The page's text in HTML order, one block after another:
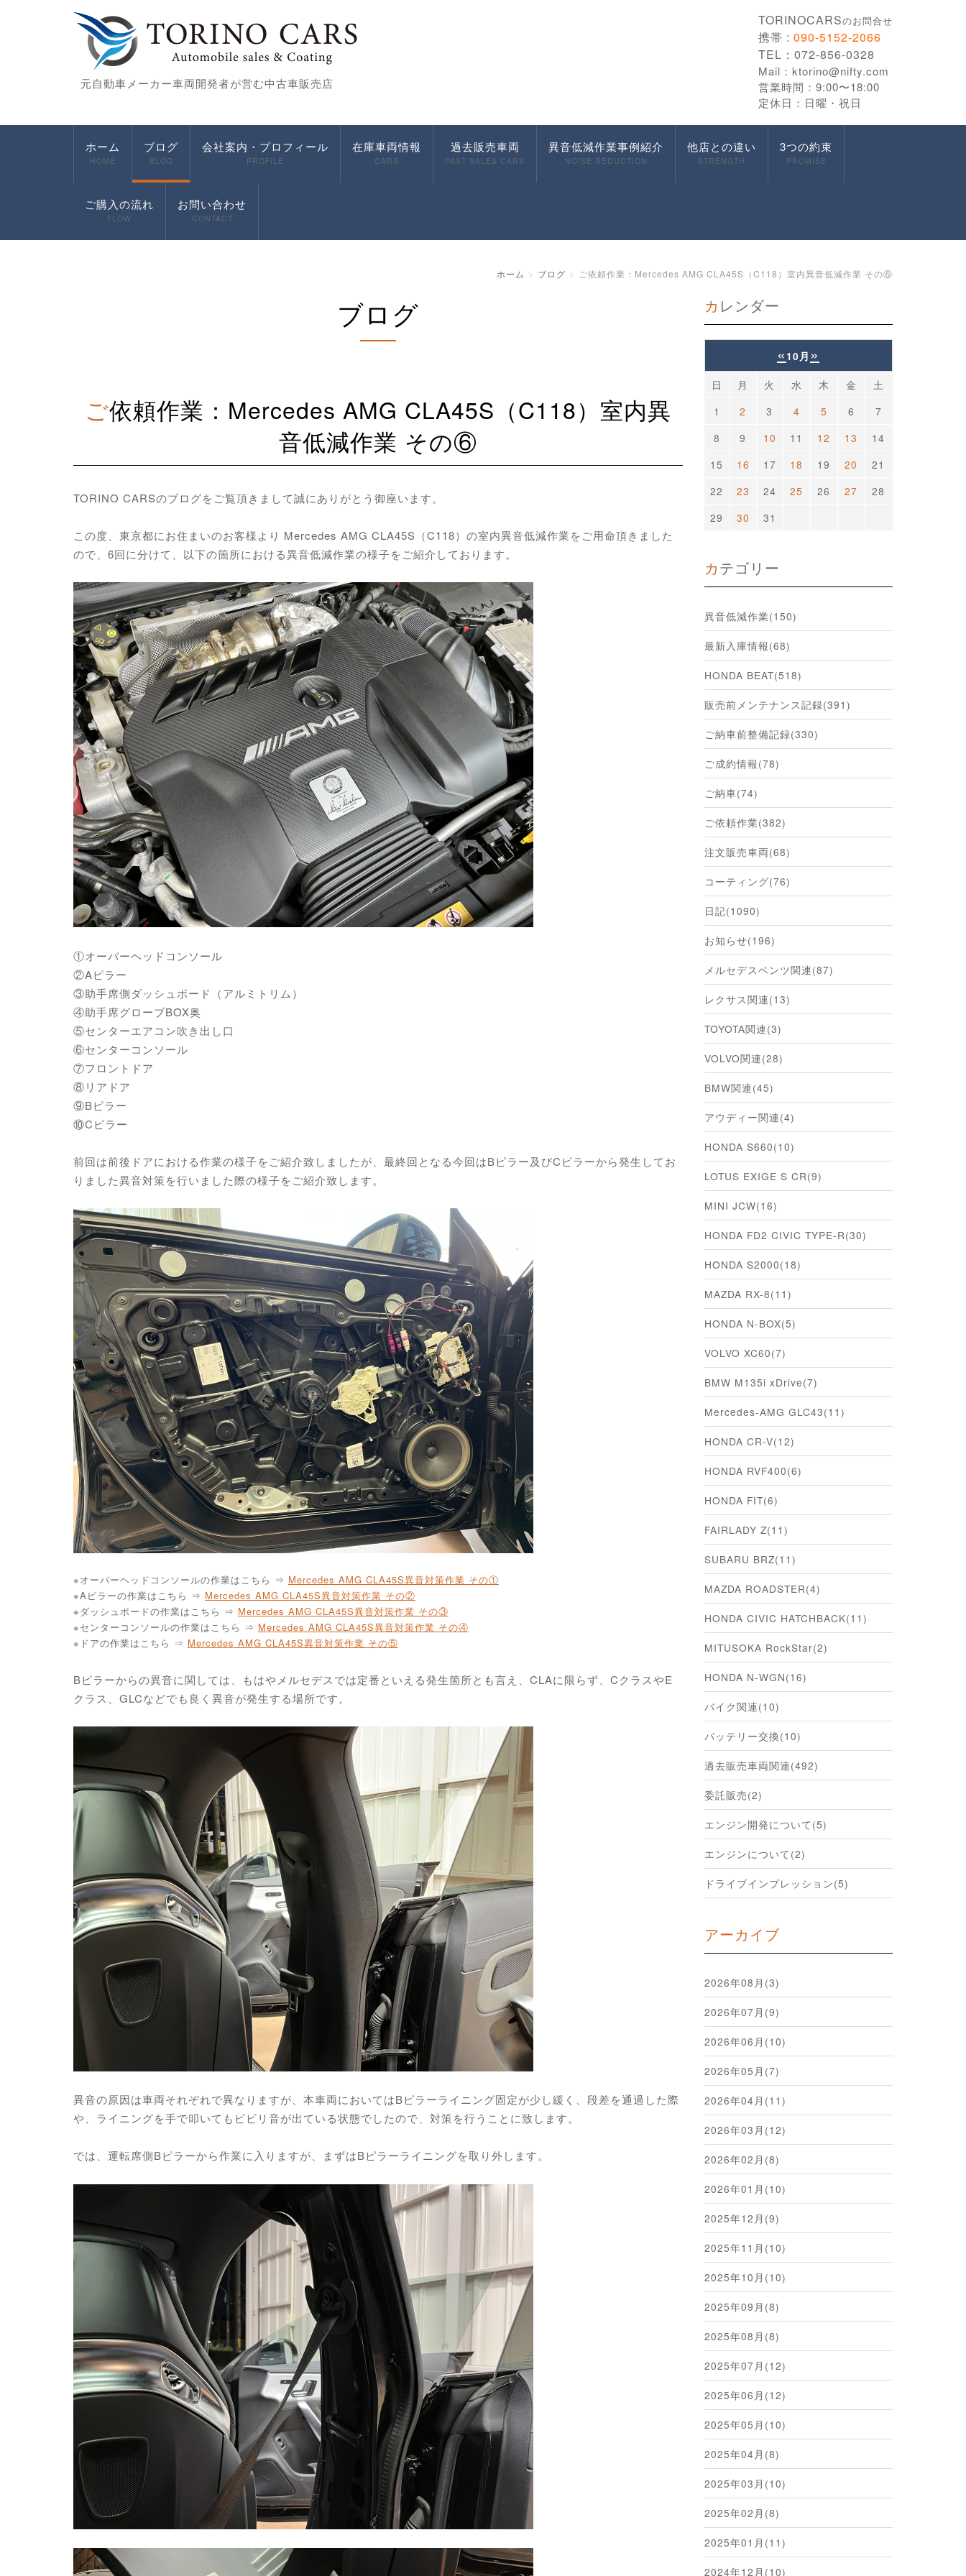
元自動車メーカー車両開発者が営む中古車販売店
TORINOCARSのお問合せ
携帯 : 090-5152-2066
TEL：072-856-0328
Mail： ktorino@nifty.com
営業時間：9:00〜18:00
定休日：日曜・祝日
ホーム
HOME
ブログ
BLOG
会社案内・プロフィール
PROFILE
在庫車両情報
CARS
過去販売車両
PAST SALES CARS
異音低減作業事例紹介
NOISE REDUCTION
他店との違い
STRENGTH
3つの約束
PROMISE
ご購入の流れ
FLOW
お問い合わせ
CONTACT
ホーム ブログ ご依頼作業：Mercedes AMG CLA45S（C118）室内異音低減作業 その⑥
ブログ
ご依頼作業：Mercedes AMG CLA45S（C118）室内異
音低減作業 その⑥
TORINO CARSのブログをご覧頂きまして誠にありがとう御座います。
この度、東京都にお住まいのお客様より Mercedes AMG CLA45S（C118）の室内異音低減作業をご用命頂きました
ので、6回に分けて、以下の箇所における異音低減作業の様子をご紹介しております。
①オーバーヘッドコンソール
②Aピラー
③助手席側ダッシュボード（アルミトリム）
④助手席グローブBOX奥
⑤センターエアコン吹き出し口
⑥センターコンソール
⑦フロントドア
⑧リアドア
⑨Bピラー
⑩Cピラー
前回は前後ドアにおける作業の様子をご紹介致しましたが、最終回となる今回はBピラー及びCピラーから発生してお
りました異音対策を行いました際の様子をご紹介致します。
※オーバーヘッドコンソールの作業はこちら ⇒ Mercedes AMG CLA45S異音対策作業 その①
※Aピラーの作業はこちら ⇒ Mercedes AMG CLA45S異音対策作業 その②
※ダッシュボードの作業はこちら ⇒ Mercedes AMG CLA45S異音対策作業 その③
※センターコンソールの作業はこちら ⇒ Mercedes AMG CLA45S異音対策作業 その④
※ドアの作業はこちら ⇒ Mercedes AMG CLA45S異音対策作業 その⑤
Bピラーからの異音に関しては、もはやメルセデスでは定番といえる発生箇所とも言え、CLAに限らず、CクラスやE
クラス、GLCなどでも良く異音が発生する場所です。
異音の原因は車両それぞれで異なりますが、本車両においてはBピラーライニング固定が少し緩く、段差を通過した際
や、ライニングを手で叩いてもビビリ音が出ている状態でしたので、対策を行うことに致します。
では、運転席側Bピラーから作業に入りますが、まずはBピラーライニングを取り外します。
カレンダー
« 10月 »
日 月 火 水 木 金
土
1
2 3 4 5 6
7
8
9 10 11 12 13
14
15
16 17 18 19 20
21
22
23 24 25 26 27
28
29
30 31
カテゴリー
異音低減作業(150)
最新入庫情報(68)
HONDA BEAT(518)
販売前メンテナンス記録(391)
ご納車前整備記録(330)
ご成約情報(78)
ご納車(74)
ご依頼作業(382)
注文販売車両(68)
コーティング(76)
日記(1090)
お知らせ(196)
メルセデスベンツ関連(87)
レクサス関連(13)
TOYOTA関連(3)
VOLVO関連(28)
BMW関連(45)
アウディー関連(4)
HONDA S660(10)
LOTUS EXIGE S CR(9)
MINI JCW(16)
HONDA FD2 CIVIC TYPE-R(30)
HONDA S2000(18)
MAZDA RX-8(11)
HONDA N-BOX(5)
VOLVO XC60(7)
BMW M135i xDrive(7)
Mercedes-AMG GLC43(11)
HONDA CR-V(12)
HONDA RVF400(6)
HONDA FIT(6)
FAIRLADY Z(11)
SUBARU BRZ(11)
MAZDA ROADSTER(4)
HONDA CIVIC HATCHBACK(11)
MITUSOKA RockStar(2)
HONDA N-WGN(16)
バイク関連(10)
バッテリー交換(10)
過去販売車両関連(492)
委託販売(2)
エンジン開発について(5)
エンジンについて(2)
ドライブインプレッション(5)
アーカイブ
2026年08月(3)
2026年07月(9)
2026年06月(10)
2026年05月(7)
2026年04月(11)
2026年03月(12)
2026年02月(8)
2026年01月(10)
2025年12月(9)
2025年11月(10)
2025年10月(10)
2025年09月(8)
2025年08月(8)
2025年07月(12)
2025年06月(12)
2025年05月(10)
2025年04月(8)
2025年03月(10)
2025年02月(8)
2025年01月(11)
2024年12月(10)